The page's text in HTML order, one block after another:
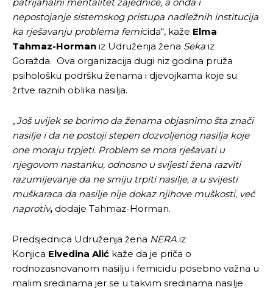
nepostojanje sistemskog pristupa nadležnih institucija
ka rješavanju problema femicida“, kaže Elma
Tahmaz-Horman iz Udruženja žena Seka iz
Goražda. Ova organizacija dugi niz godina pruža
psihološku podršku ženama i djevojkama koje su
žrtve raznih oblika nasilja.
„Još uvijek se borimo da ženama objasnimo šta znači
nasilje i da ne postoji stepen dozvoljenog nasilja koje
one moraju trpjeti. Problem se mora rješavati u
njegovom nastanku, odnosno u svijesti žena razviti
razumijevanje da ne smiju trpiti nasilje, a u svijesti
muškaraca da nasilje nije dokaz njihove muškosti, već
naprotiv, dodaje Tahmaz-Horman.
Predsjednica Udruženja žena NERA iz
Konjica Elvedina Alić kaže da je priča o
rodnozasnovanom nasilju i femicidu posebno važna u
malim sredinama jer se u takvim sredinama nasilje